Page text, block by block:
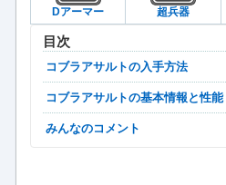
Dアーマー 超兵器
目次
コブラアサルトの入手方法
コブラアサルトの基本情報と性能
みんなのコメント